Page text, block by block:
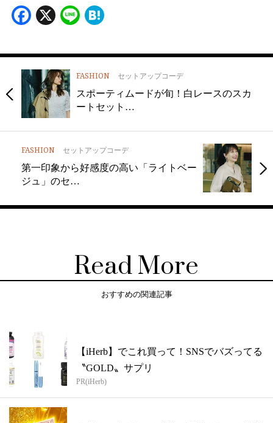
Facebook
X Line
FASHION セットアップコーデ
スポーティムードが旬！白レースのスカ
ートセット…
FASHION セットアップコーデ
第一印象から好感度の高い「ライトベー
ジュ」のセ…
Read More
おすすめの関連記事
【iHerb】でこれ買って！SNSでバズってる
〝GOLD〟サプリ
PR(iHerb)